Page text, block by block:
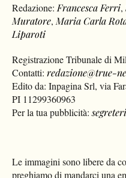
Redazione: Francesca Ferri,
Muratore, Maria Carla
Liparoti
Registrazione Tribunale di
Contatti:redazione@true-
Edito da: Inpagina Srl, via
PI 11299360963
Per la tua pubblicità:
Le immagini sono libere da
preghiamo di mandarci una